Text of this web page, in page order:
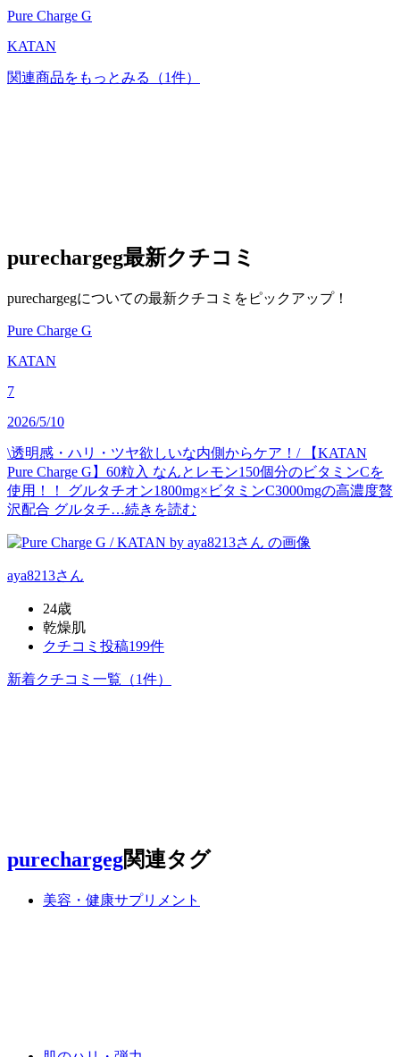
Pure Charge G
KATAN
関連商品をもっとみる （1件）
purechargeg最新クチコミ
purechargegについての最新クチコミをピックアップ！
Pure Charge G
KATAN
7
2026/5/10
\透明感・ハリ・ツヤ欲しいな内側からケア！/ 【KATAN
Pure Charge G】60粒入 なんとレモン150個分のビタミンCを
使用！！ グルタチオン1800mg×ビタミンC3000mgの高濃度贅
沢配合 グルタチ…続きを読む
aya8213さん
24歳
乾燥肌
クチコミ投稿199件
新着クチコミ一覧 （1件）
purechargeg関連タグ
美容・健康サプリメント